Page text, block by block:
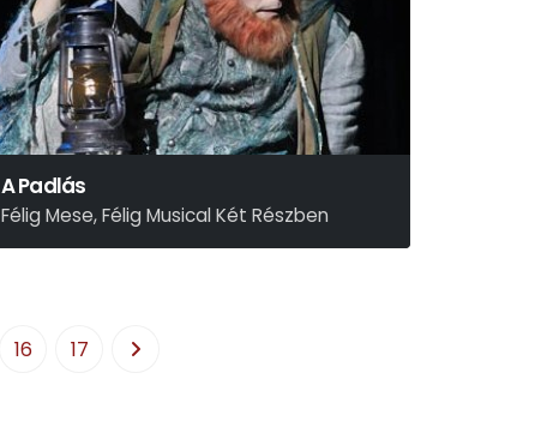
A Padlás
Félig Mese, Félig Musical Két Részben
Presser – Sztevanovity – Horváth
16 17